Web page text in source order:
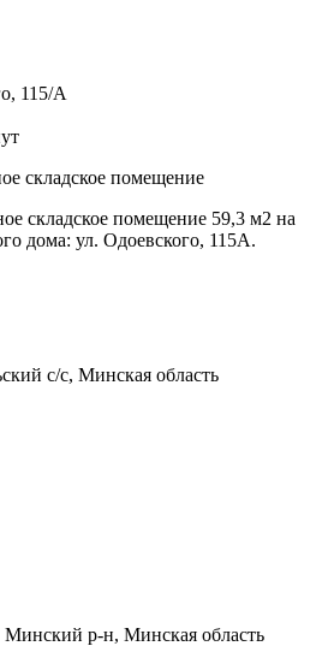
115/А
складское помещение
складское помещение 59,3 м2 на
дома: ул. Одоевского, 115А.
с/с, Минская область
р-н, Минская область